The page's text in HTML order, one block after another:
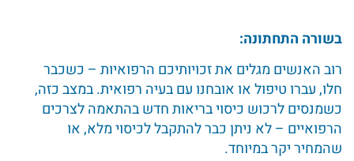
בשורה התחתונה:
רוב האנשים מגלים את זכויותיכם הרפואיות – כשכבר
חלו, עברו טיפול או אובחנו עם בעיה רפואית. במצב כזה,
כשמנסים לרכוש כיסוי בריאות חדש בהתאמה לצרכים
הרפואיים – לא ניתן כבר להתקבל לכיסוי מלא, או
שהמחיר יקר במיוחד.